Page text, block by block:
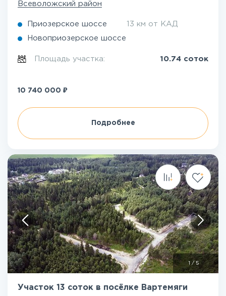
Всеволожский район
Приозерское шоссе 13 км от КАД
Новоприозерское шоссе
Площадь участка: 10.74 соток
10 740 000 ₽
Подробнее
1 /5
Участок 13 соток в посёлке Вартемяги